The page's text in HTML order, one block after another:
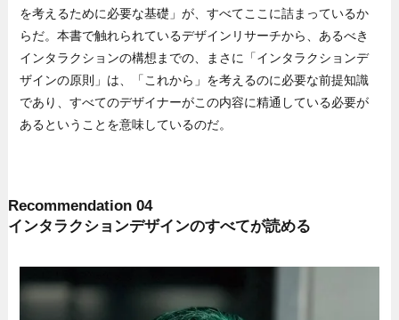
を考えるために必要な基礎」が、すべてここに詰まっているか
らだ。本書で触れられているデザインリサーチから、あるべき
インタラクションの構想までの、まさに「インタラクションデ
ザインの原則」は、「これから」を考えるのに必要な前提知識
であり、すべてのデザイナーがこの内容に精通している必要が
あるということを意味しているのだ。
Recommendation 04
インタラクションデザインのすべてが読める